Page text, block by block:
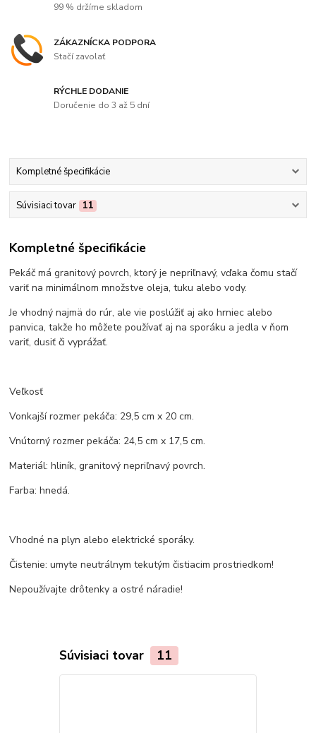
99 % držíme skladom
ZÁKAZNÍCKA PODPORA
Stačí zavolať
RÝCHLE DODANIE
Doručenie do 3 až 5 dní
Kompletné špecifikácie
Súvisiaci tovar 11
Kompletné špecifikácie
Pekáč má granitový povrch, ktorý je nepriľnavý, vďaka čomu stačí
variť na minimálnom množstve oleja, tuku alebo vody.
Je vhodný najmä do rúr, ale vie poslúžiť aj ako hrniec alebo
panvica, takže ho môžete používať aj na sporáku a jedla v ňom
variť, dusiť či vyprážať.
Veľkosť
Vonkajší rozmer pekáča: 29,5 cm x 20 cm.
Vnútorný rozmer pekáča: 24,5 cm x 17,5 cm.
Materiál: hliník, granitový nepriľnavý povrch.
Farba: hnedá.
Vhodné na plyn alebo elektrické sporáky.
Čistenie: umyte neutrálnym tekutým čistiacim prostriedkom!
Nepoužívajte drôtenky a ostré náradie!
Súvisiaci tovar 11